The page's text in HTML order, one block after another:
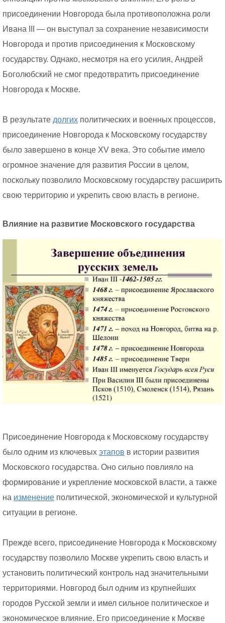
присоединении Новгорода была противоположна роли
Ивана III — он выступал за сохранение независимости
Новгорода и против присоединения к Московскому
государству. Однако, несмотря на его усилия, Андрей
Боголюбский не смог предотвратить присоединение
Новгорода к Москве.
В результате долгих политических и военных процессов,
присоединение Новгорода к Московскому государству
было завершено в конце XV века. Это событие имело
огромное значение для развития России в целом,
поскольку позволило Московскому государству расширить
свою территорию и укрепить свою власть в регионе.
Влияние на развитие Московского государства
Присоединение Новгорода к Московскому государству
было одним из ключевых этапов в истории развития
Московского государства. Оно сильно повлияло на
формирование и укрепление московской власти, а также
на изменение политической, экономической и культурной
ситуации в регионе.
Прежде всего, присоединение Новгорода к Московскому
государству позволило Москве укрепить свою власть и
установить политический контроль над значительными
территориями. Новгород был одним из крупнейших
городов Русской земли и имел сильное политическое и
экономическое влияние. Его присоединение к Москве